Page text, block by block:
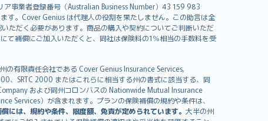
ア事業者登録番号（Australian Business Number）43 159 983
。Cover Genius は代理人の役割を果たしません。この助言は全
ただく必要があります。商品の購入や契約についてご判断いただ
て補償にご加入いただくと、同社は保険料の1％相当の手数料を受
有限責任会社である Cover Genius Insurance Services,
、SRTC 2000 またはこれらに相当する州の書式に該当する、同
および同州コロンバスの Nationwide Mutual Insurance
Services）が含まれます。プランの保険補償の規約や条件は、
には、規約や条件、限度額、免責が定められています。 大半の州